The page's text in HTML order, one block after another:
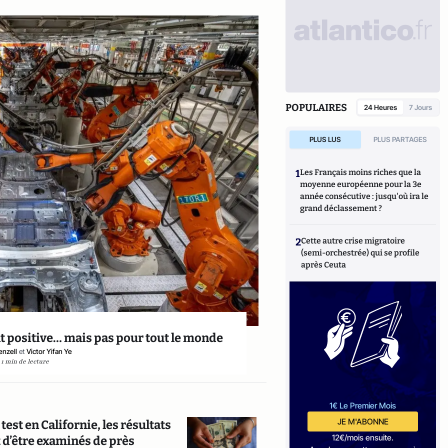
positive… mais pas pour tout le monde
et Victor Yifan Ye
1 min de lecture
en Californie, les résultats
examinés de près
POPULAIRES 24 Heures 7 Jours
PLUS LUS PLUS PARTAGES
1Les Français moins riches que la
moyenne européenne pour la 3e
année consécutive : jusqu'où ira le
grand déclassement ?
2Cette autre crise migratoire
(semi-orchestrée) qui se profile
après Ceuta
1€ Le Premier Mois
JE M'ABONNE
12€/mois ensuite.